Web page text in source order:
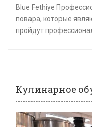
Blue Fethiye
повара, которые
пройдут
Кулинарное